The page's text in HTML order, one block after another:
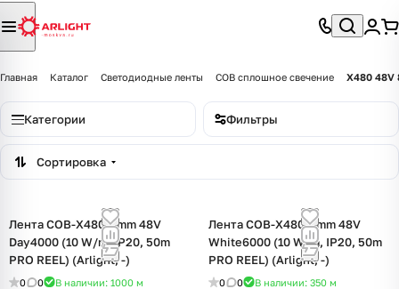
Главная Каталог Светодиодные ленты COB сплошное свечение X480 48V
Категории Фильтры
Сортировка
Лента COB-X480-8mm 48V
Day4000 (10 W/m, IP20, 50m
PRO REEL) (Arlight, -)
0 0 В наличии: 1000 м
Лента COB-X480-8mm 48V
White6000 (10 W/m, IP20, 50m
PRO REEL) (Arlight, -)
0 0 В наличии: 350 м